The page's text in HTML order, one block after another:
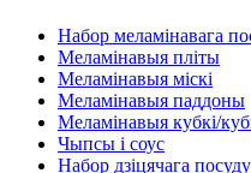
Набор меламінавага
Меламінавыя пліты
Меламінавыя міскі
Меламінавыя паддоны
Меламінавыя кубкі/
Чыпсы і соус
Набор дзіцячага посуду